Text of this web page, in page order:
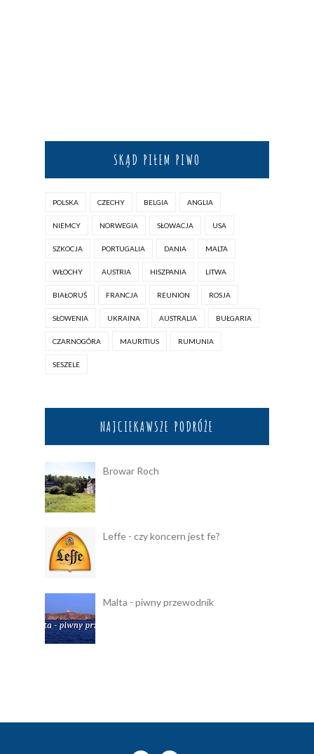
SKĄD PIŁEM PIWO
POLSKA CZECHY BELGIA ANGLIA
NIEMCY NORWEGIA SŁOWACJA USA
SZKOCJA PORTUGALIA DANIA MALTA
WŁOCHY AUSTRIA HISZPANIA LITWA
BIAŁORUŚ FRANCJA REUNION ROSJA
SŁOWENIA UKRAINA AUSTRALIA BUŁGARIA
CZARNOGÓRA MAURITIUS RUMUNIA
SESZELE
NAJCIEKAWSZE PODRÓŻE
Browar Roch
Leffe - czy koncern jest fe?
Malta - piwny przewodnik